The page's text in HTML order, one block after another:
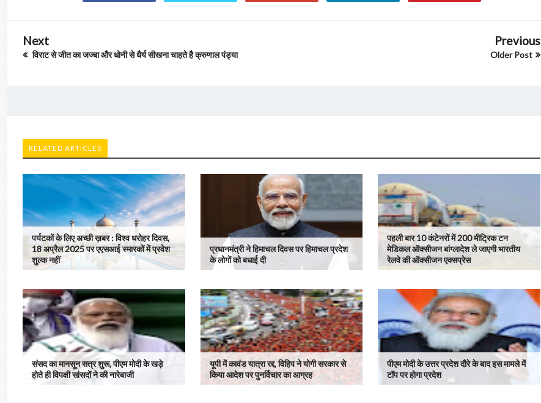
Next
विराट से जीत का जज्बा और धोनी से धैर्य सीखना चाहते है क्रुणाल पंड्या
Previous
Older Post
RELATED ARTICLES
पर्यटकों के लिए अच्छी ख़बर : विश्व धरोहर दिवस,
18 अप्रैल 2025 पर एएसआई स्मारकों में प्रवेश
शुल्क नहीं
प्रधानमंत्री ने हिमाचल दिवस पर हिमाचल प्रदेश
के लोगों को बधाई दी
पहली बार 10 कंटेनरों में 200 मीट्रिक टन
मेडिकल ऑक्सीजन बांग्लादेश ले जाएगी भारतीय
रेलवे की ऑक्सीजन एक्सप्रेस
संसद का मानसून सत्र शुरू, पीएम मोदी के खड़े
होते ही विपक्षी सांसदों ने की नारेबाजी
यूपी में कावंड यात्रा रद्द, विहिप ने योगी सरकार से
किया आदेश पर पुनर्विचार का आग्रह
पीएम मोदी के उत्तर प्रदेश दौरे के बाद इस मामले में
टॉप पर होगा प्रदेश